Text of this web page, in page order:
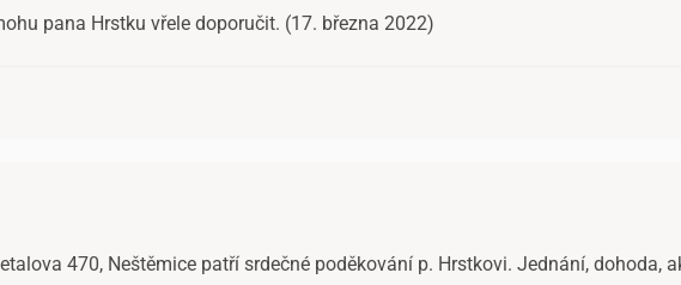
pana Hrstku vřele doporučit. (17. března 2022)
470, Neštěmice patří srdečné poděkování p. Hrstkovi. Jednání, dohoda,